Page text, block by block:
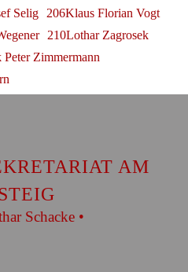
Selig
206Klaus Florian Vogt
210Lothar Zagrosek
Peter Zimmermann
AM
Schacke •